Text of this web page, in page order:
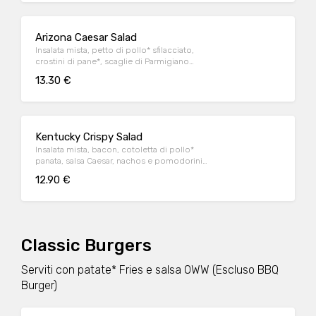
Arizona Caesar Salad
Insalata mista, petto di pollo* sfilacciato,
crostini di pane*, scaglie di Parmigiano
13.30 €
Kentucky Crispy Salad
Insalata mista, bacon, cotoletta di pollo*
panata, salsa Caesar, nachos e pomodorini
12.90 €
Classic Burgers
Serviti con patate* Fries e salsa OWW (Escluso BBQ
Burger)